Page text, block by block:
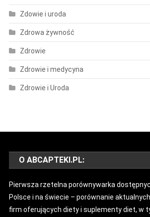
Zdowie i uroda
Zdrowa żywność
Zdrowie
Zdrowie i medycyna
Zdrowie i Uroda
O ABCAPTEKI.PL:
Pierwsza rzetelna porównywarka
Polsce i na świecie – porównanie
firm oferujących diety i suplementy diet, w